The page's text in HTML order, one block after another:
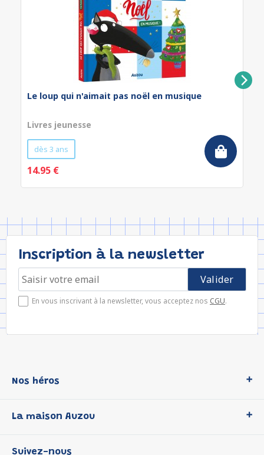
Le loup qui n'aimait pas noël en musique
Livres jeunesse
dès 3 ans
14.95 €
Inscription à la newsletter
En vous inscrivant à la newsletter, vous acceptez nos CGU.
Nos héros
P'tit Loup
La maison Auzou
Suivez-nous